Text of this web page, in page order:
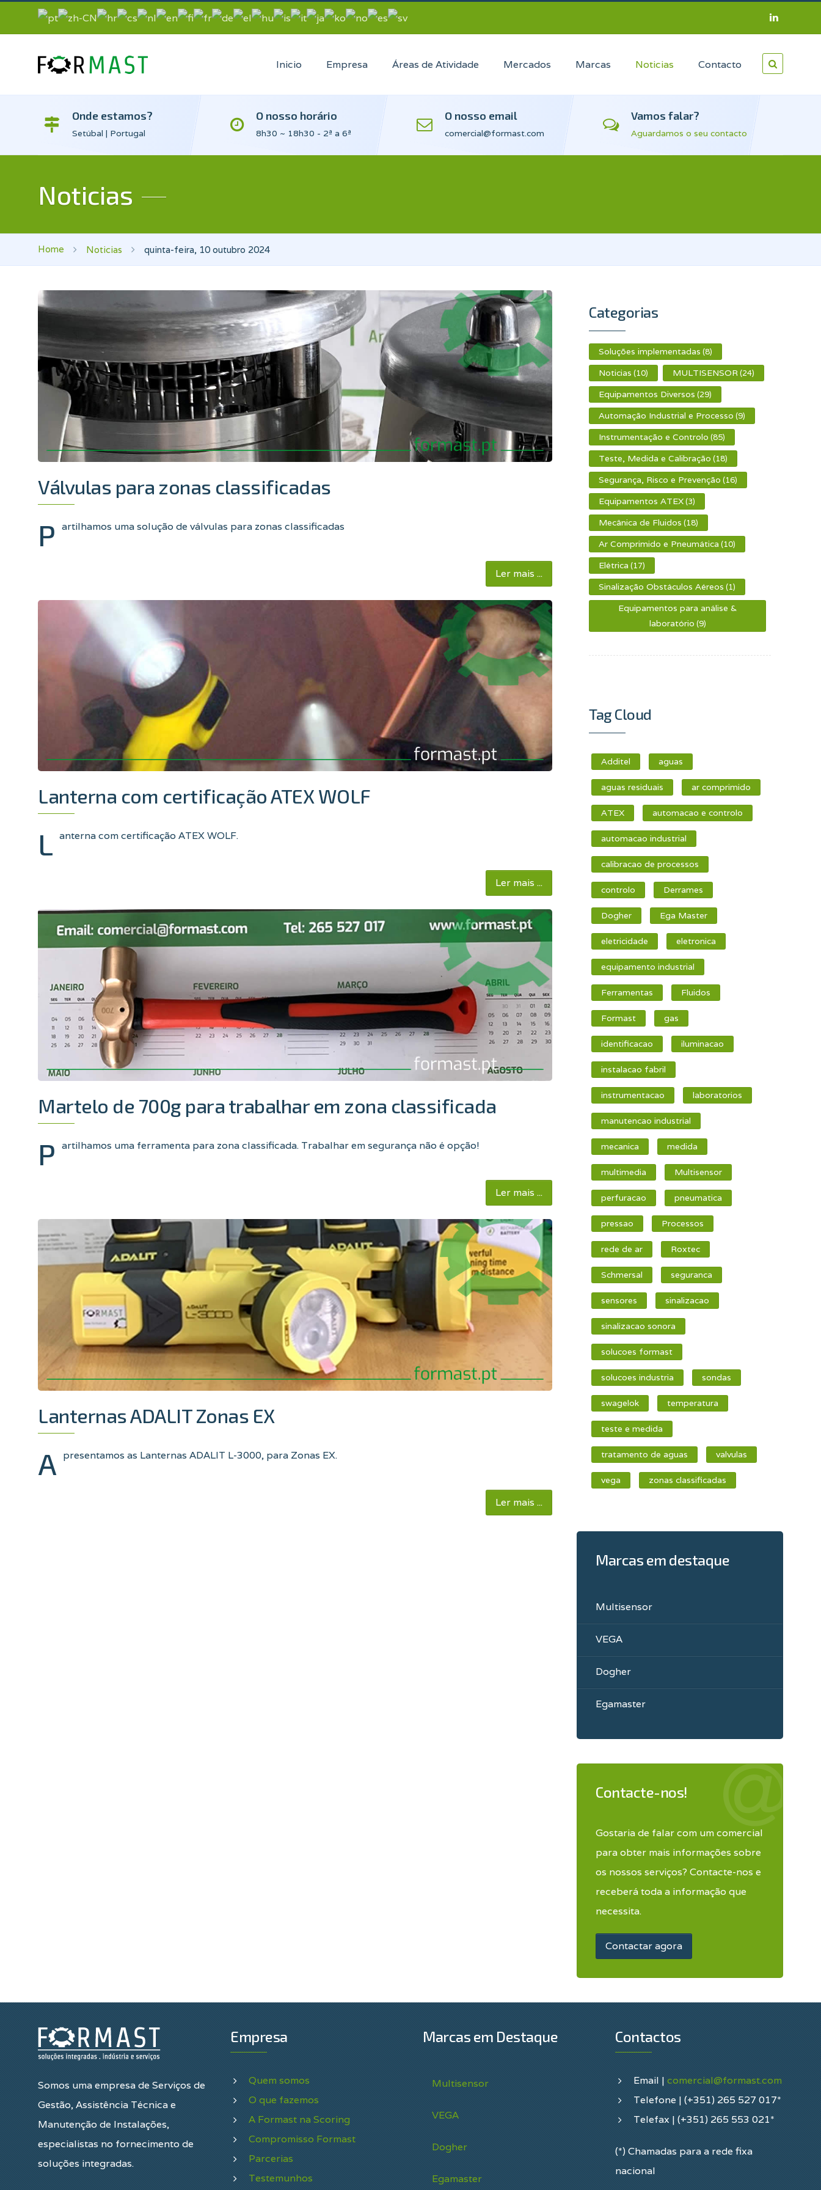
Inicio Empresa Áreas de Atividade Mercados Marcas Noticias Contacto
Onde estamos?
Setúbal | Portugal
O nosso horário
8h30 ~ 18h30 - 2ª a 6ª
O nosso email
comercial@formast.com
Vamos falar?
Aguardamos o seu contacto
Noticias
Home Noticias quinta-feira, 10 outubro 2024
Válvulas para zonas classificadas
P artilhamos uma solução de válvulas para zonas classificadas
Ler mais ...
Lanterna com certificação ATEX WOLF
L anterna com certificação ATEX WOLF.
Ler mais ...
Martelo de 700g para trabalhar em zona classificada
P artilhamos uma ferramenta para zona classificada. Trabalhar em segurança não é opção!
Ler mais ...
Lanternas ADALIT Zonas EX
A presentamos as Lanternas ADALIT L-3000, para Zonas EX.
Ler mais ...
Categorias
Soluções implementadas (8)
Noticias (10) MULTISENSOR(24)
Equipamentos Diversos (29)
Automação Industrial e Processo (9)
Instrumentação e Controlo (85)
Teste, Medida e Calibração (18)
Segurança, Risco e Prevenção (16)
Equipamentos ATEX(3)
Mecânica de Fluidos (18)
Ar Comprimido e Pneumática (10)
Elétrica (17)
Sinalização Obstáculos Aéreos (1)
Equipamentos para análise &
laboratório (9)
Tag Cloud
Additel aguas
aguas residuais ar comprimido
ATEX automacao e controlo
automacao industrial
calibracao de processos
controlo Derrames
Dogher Ega Master
eletricidade eletronica
equipamento industrial
Ferramentas Fluidos
Formast gas
identificacao iluminacao
instalacao fabril
instrumentacao laboratorios
manutencao industrial
mecanica medida
multimedia Multisensor
perfuracao pneumatica
pressao Processos
rede de ar Roxtec
Schmersal seguranca
sensores sinalizacao
sinalizacao sonora
solucoes formast
solucoes industria sondas
swagelok temperatura
teste e medida
tratamento de aguas valvulas
vega zonas classificadas
Marcas em destaque
Multisensor
VEGA
Dogher
Egamaster
Contacte-nos!
Gostaria de falar com um comercial
para obter mais informações sobre
os nossos serviços? Contacte-nos e
receberá toda a informação que
necessita.
Contactar agora
Somos uma empresa de Serviços de
Gestão, Assistência Técnica e
Manutenção de Instalações,
especialistas no fornecimento de
soluções integradas.
Empresa
Quem somos
O que fazemos
A Formast na Scoring
Compromisso Formast
Parcerias
Testemunhos
Marcas em Destaque
Multisensor
VEGA
Dogher
Egamaster
Contactos
Email | comercial@formast.com
Telefone | (+351) 265 527 017*
Telefax | (+351) 265 553 021*
(*) Chamadas para a rede fixa
nacional